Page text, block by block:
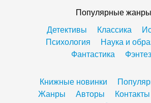
Популярные жанры
Детективы
Классика
Психология
Наука и
Фантастика
Книжные новинки
Жанры
Авторы Контакты